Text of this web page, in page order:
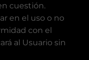
cuestión.
en el uso o no
con el
al Usuario sin